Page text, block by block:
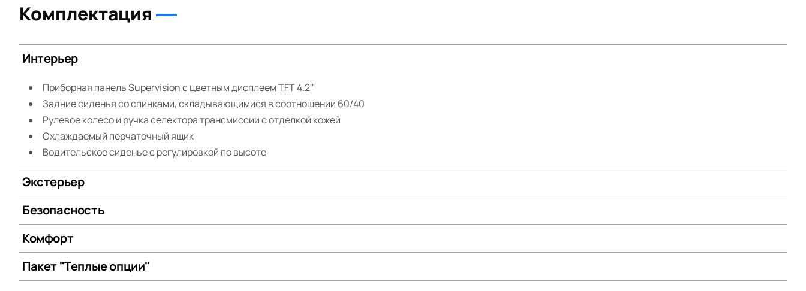
Комплектация
Интерьер
Приборная панель Supervision c цветным дисплеем TFT 4.2''
Задние сиденья со спинками, складывающимися в соотношении 60/40
Рулевое колесо и ручка селектора трансмиссии с отделкой кожей
Охлаждаемый перчаточный ящик
Водительское сиденье с регулировкой по высоте
Экстерьер
Безопасность
Комфорт
Пакет "Теплые опции"